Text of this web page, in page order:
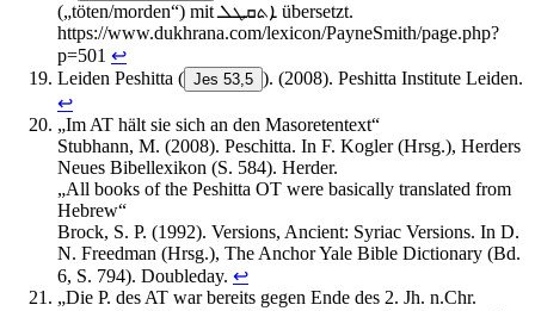
(„töten/morden“) mit ܐܬܩܛܠ übersetzt.
https://www.dukhrana.com/lexicon/PayneSmith/page.php?
p=501 ↩︎
Leiden Peshitta ( Jes 53,5 ). (2008). Peshitta Institute Leiden.
↩︎
„Im AT hält sie sich an den Masoretentext“
Stubhann, M. (2008). Peschitta. In F. Kogler (Hrsg.), Herders
Neues Bibellexikon (S. 584). Herder.
„All books of the Peshitta OT were basically translated from
Hebrew“
Brock, S. P. (1992). Versions, Ancient: Syriac Versions. In D.
N. Freedman (Hrsg.), The Anchor Yale Bible Dictionary (Bd.
6, S. 794). Doubleday. ↩︎
„Die P. des AT war bereits gegen Ende des 2. Jh. n.Chr.